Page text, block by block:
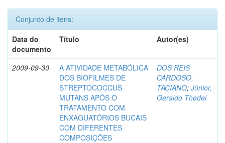
Conjunto de itens:
Data do
documento
Título Autor(es)
2009-09-30
A ATIVIDADE METABÓLICA
DOS BIOFILMES DE
STREPTOCOCCUS
MUTANS APÓS O
TRATAMENTO COM
ENXAGUATÓRIOS BUCAIS
COM DIFERENTES
COMPOSIÇÕES
DOS REIS
CARDOSO,
TACIANO; Júnior,
Geraldo Thedei